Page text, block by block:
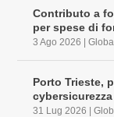
Contributo a
per spese di
3 Ago 2026 |
Porto Trieste,
cybersicurezza
31 Lug 2026 |